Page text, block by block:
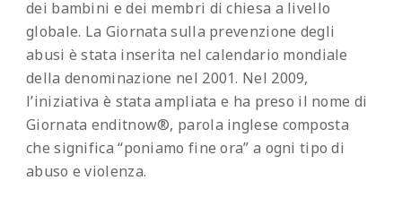
dei bambini e dei membri di chiesa a livello
globale. La Giornata sulla prevenzione degli
abusi è stata inserita nel calendario mondiale
della denominazione nel 2001. Nel 2009,
l’iniziativa è stata ampliata e ha preso il nome di
Giornata enditnow®, parola inglese composta
che significa “poniamo fine ora” a ogni tipo di
abuso e violenza.